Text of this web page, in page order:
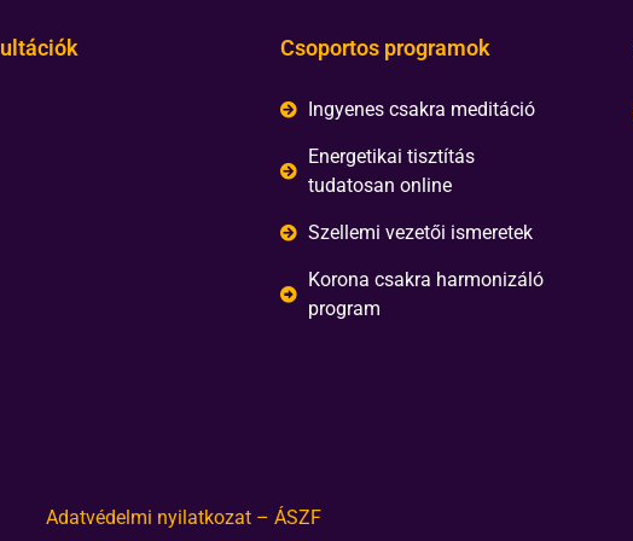
Csoportos programok
Ingyenes csakra meditáció
Energetikai tisztítás
tudatosan online
Szellemi vezetői ismeretek
Korona csakra harmonizáló
program
Adatvédelmi nyilatkozat – ÁSZF